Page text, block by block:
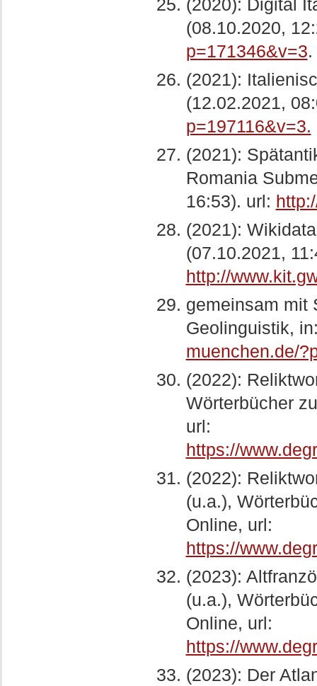
(2020): Digital
(08.10.2020,
p=171346&v=3.
(2021):
(12.02.2021,
p=197116&v=3.
(2021):
Romania
16:53). url:
(2021):
(07.10.2021,
http://
gemeinsam mit
Geolinguistik,
muenchen.de/
(2022):
Wörterbücher
url:
https://
(2022):
(u.a.),
Online, url:
https://
(2023):
(u.a.),
Online, url:
https://
(2023): Der